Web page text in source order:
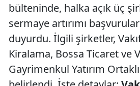
bülteninde, halka açık üç
sermaye artırımı
duyurdu. İlgili şirketler,
Kiralama, Bossa Ticaret ve
Gayrimenkul Yatırım